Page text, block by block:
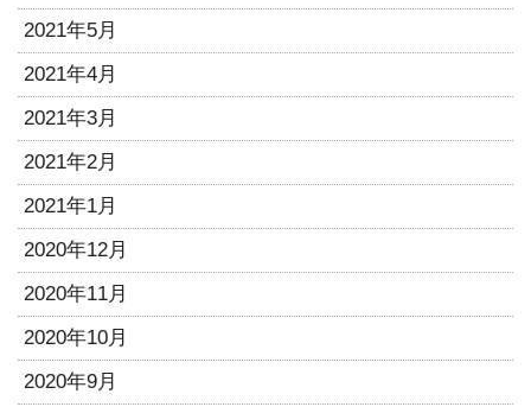
2021年5月
2021年4月
2021年3月
2021年2月
2021年1月
2020年12月
2020年11月
2020年10月
2020年9月